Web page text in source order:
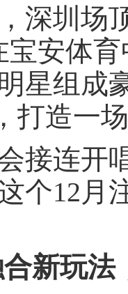
圳场顶
宝安体
星组成
打造一
连开唱
个12月
新玩法